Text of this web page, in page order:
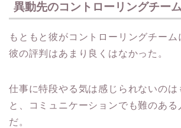
異動先のコントローリングチー
もともと彼がコントローリングチーム
彼の評判はあまり良くはなかった。
仕事に特段やる気は感じられないのは
と、コミュニケーションでも難のある
だ。